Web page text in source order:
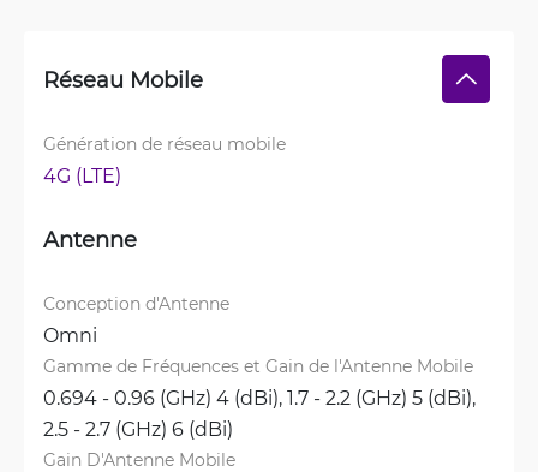
Réseau Mobile
Génération de réseau mobile
4G (LTE)
Antenne
Conception d'Antenne
Omni
Gamme de Fréquences et Gain de l'Antenne Mobile
0.694 - 0.96 (GHz) 4 (dBi), 1.7 - 2.2 (GHz) 5 (dBi),
2.5 - 2.7 (GHz) 6 (dBi)
Gain D'Antenne Mobile